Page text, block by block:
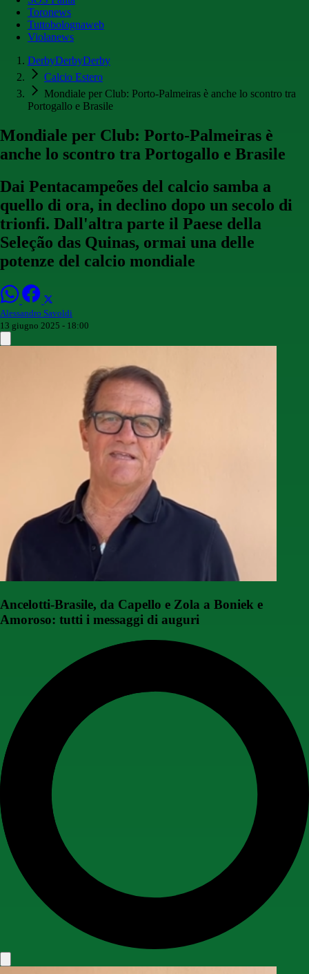
Toronews
Tuttobolognaweb
Violanews
DerbyDerbyDerby
Calcio Estero
Mondiale per Club: Porto-Palmeiras è anche lo scontro tra
Portogallo e Brasile
Mondiale per Club: Porto-Palmeiras è
anche lo scontro tra Portogallo e Brasile
Dai Pentacampeões del calcio samba a
quello di ora, in declino dopo un secolo di
trionfi. Dall'altra parte il Paese della
Seleção das Quinas, ormai una delle
potenze del calcio mondiale
Alessandro Savoldi
13 giugno 2025 - 18:00
Ancelotti-Brasile, da Capello e Zola a Boniek e
Amoroso: tutti i messaggi di auguri